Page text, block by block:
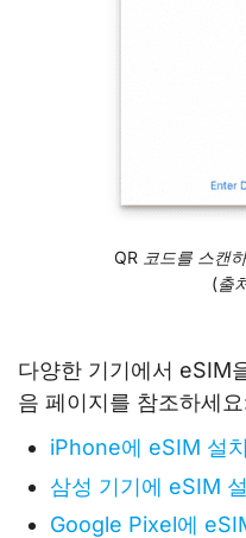
QR 코드를 스캔
(출
다양한 기기에서 eSIM
음 페이지를 참조하세
iPhone에 eSIM 설
삼성 기기에 eSIM
Google Pixel에